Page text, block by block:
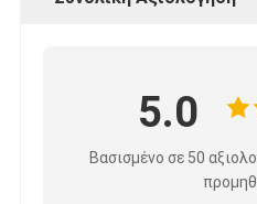
5.0
Βασισμένο σε 50